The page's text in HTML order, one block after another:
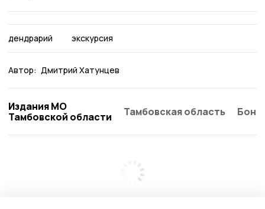
дендрарий экскурсия
Автор: Дмитрий Хатунцев
Издания МО
Тамбовской области
Тамбовская область